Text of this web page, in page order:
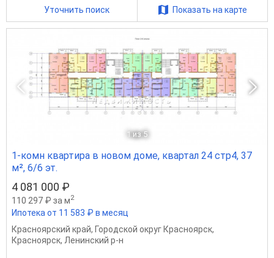
Уточнить поиск Показать на карте
1 из 5
1-комн квартира в новом доме, квартал 24 стр4, 37
м², 6/6 эт.
4 081 000 ₽
110 297 ₽ за м2
Ипотека от 11 583 ₽ в месяц
Красноярский край, Городской округ Красноярск,
Красноярск, Ленинский р-н